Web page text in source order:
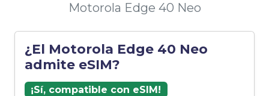
Motorola Edge 40 Neo
¿El Motorola Edge 40 Neo
admite eSIM?
¡Sí, compatible con eSIM!